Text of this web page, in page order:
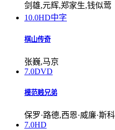
剑雄,元辉,郑家生,钱似莺
10.0HD中字
棋山传奇
张巍,马京
7.0DVD
模范贱兄弟
保罗·路德,西恩·威廉·斯
7.0HD